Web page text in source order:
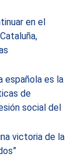
en el
española es la
de
social del
victoria de la